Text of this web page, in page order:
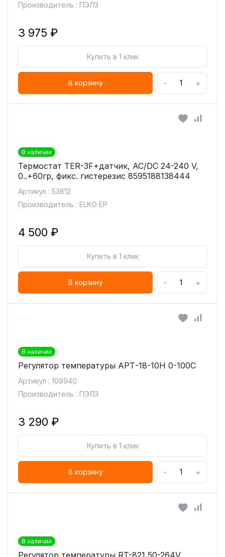
Производитель : ПЭЛЗ
3 975 ₽
Купить в 1 клик
В корзину - +
В наличии
Термостат TER-3F+датчик, AC/DC 24-240 V,
0..+60гр, фикс. гистерезис 8595188138444
Артикул : 53612
Производитель : ELKO EP
4 500 ₽
Купить в 1 клик
В корзину - +
В наличии
Регулятор температуры АРТ-18-10Н 0-100С
Артикул : 109940
Производитель : ПЭЛЗ
3 290 ₽
Купить в 1 клик
В корзину - +
В наличии
Регулятор температуры RT-821 50-264V